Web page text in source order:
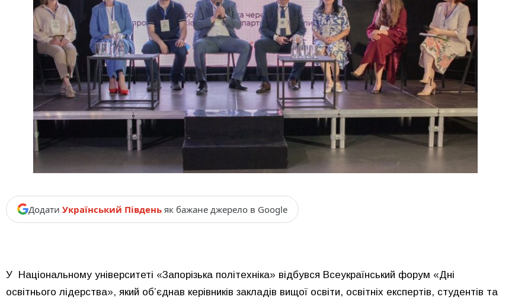
Додати Український Південь як бажане джерело в Google
У Національному університеті «Запорізька політехніка» відбувся Всеукраїнський форум «Дні
освітнього лідерства», який об’єднав керівників закладів вищої освіти, освітніх експертів, студентів та